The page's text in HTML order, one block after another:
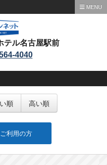
MENU
テル名古屋駅前
4040
順 高い順
利用の方